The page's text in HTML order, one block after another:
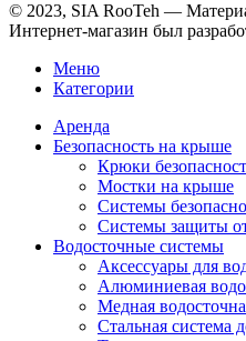
© 2023, SIA RooTeh —
Интернет-магазин был
Меню
Категории
Арендa
Безопасность на крыше
Крюки
Мостки на крыше
Системы
Системы защиты
Водосточные системы
Аксессуары для
Алюминиевая
Медная
Стальная система